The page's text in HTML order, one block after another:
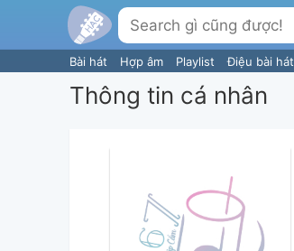
Bài hát Hợp âm Playlist Điệu bài hát
Thông tin cá nhân